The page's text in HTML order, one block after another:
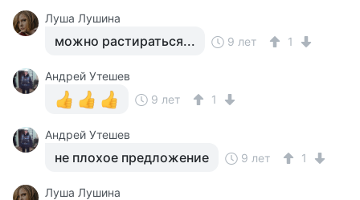
Луша Лушина
можно растираться... 9 лет 1
Андрей Утешев
9 лет
1
Андрей Утешев
не плохое предложение 9 лет 1
Луша Лушина